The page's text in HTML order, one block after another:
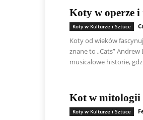
Koty w operze i
Koty w Kulturze i Sztuce
Koty od wieków
znane to „Cats”
musicalowe historie,
Kot w mitologii
Koty w Kulturze i Sztuce